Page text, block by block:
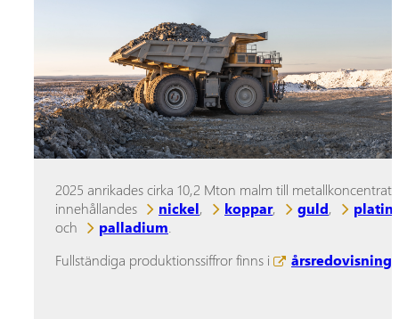
2025 anrikades cirka 10,2 Mton malm till metallkoncentrat
innehållandes
nickel, koppar, guld,
och
palladium
Fullständiga produktionssiffror finns i